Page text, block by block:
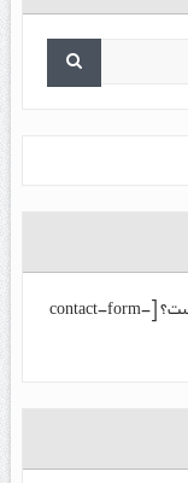
خواسته ها و طرح های شما برای شهرمان گرگان چیست؟ [contact-form-